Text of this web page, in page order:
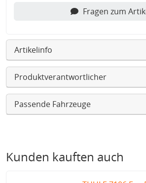
Fragen zum
Artikelinfo
Produktverantwortlicher
Passende Fahrzeuge
Kunden kauften auch